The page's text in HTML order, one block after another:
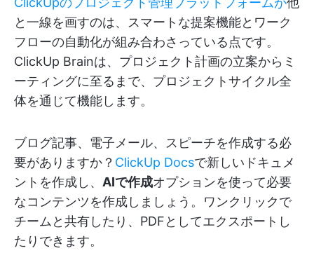
と一線を画すのは、スマートな提案機能とワーク
フローの自動化が組み合わさっている点です。
ClickUp Brainは、プロジェクト計画の立案からミ
ーティングに至るまで、プロジェクトサイクル全
体を通じて機能します。
ブログ記事、電子メール、スピーチを作成する必
要がありますか？ ClickUp Docsで新しいドキュメ
ントを作成し、 AIで作成オプションを使って必要
なコンテンツを作成しましょう。ワンクリックで
チームと共有したり、PDFとしてエクスポートし
たりできます。